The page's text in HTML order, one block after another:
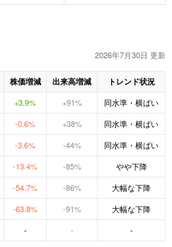
2026年7月30日 更新
株価増減 出来高増減
トレンド状況
+3.9% +91% 同水準・横ばい
-0.6% +38% 同水準・横ばい
-3.6% -44% 同水準・横ばい
-13.4% -85% やや下降
-54.7% -86% 大幅な下降
-63.8% -91% 大幅な下降
- - -